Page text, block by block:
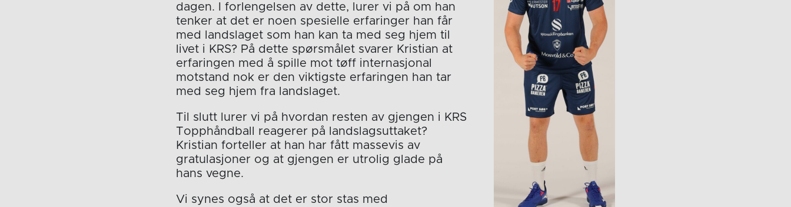
dagen. I forlengelsen av dette, lurer vi på om han
tenker at det er noen spesielle erfaringer han får
med landslaget som han kan ta med seg hjem til
livet i KRS? På dette spørsmålet svarer Kristian at
erfaringen med å spille mot tøff internasjonal
motstand nok er den viktigste erfaringen han tar
med seg hjem fra landslaget.
Til slutt lurer vi på hvordan resten av gjengen i KRS
Topphåndball reagerer på landslagsuttaket?
Kristian forteller at han har fått massevis av
gratulasjoner og at gjengen er utrolig glade på
hans vegne.
Vi synes også at det er stor stas med